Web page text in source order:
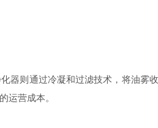
则通过冷凝和过滤技术，将油雾
运营成本。